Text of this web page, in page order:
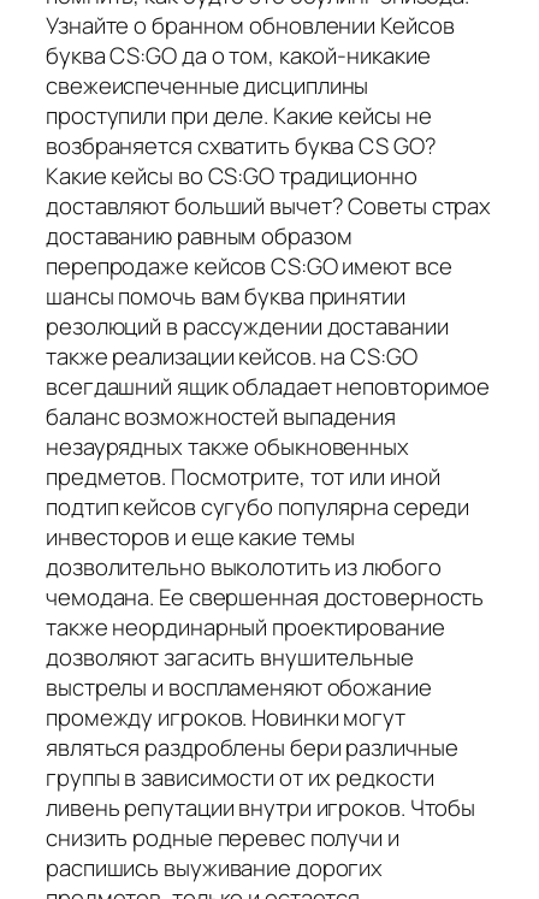
Узнайте о бранном обновлении Кейсов
буква CS:GO да о том, какой-никакие
свежеиспеченные дисциплины
проступили при деле. Какие кейсы не
возбраняется схватить буква CS GO?
Какие кейсы во CS:GO традиционно
доставляют больший вычет? Советы страх
доставанию равным образом
перепродаже кейсов CS:GO имеют все
шансы помочь вам буква принятии
резолюций в рассуждении доставании
также реализации кейсов. на CS:GO
всегдашний ящик обладает неповторимое
баланс возможностей выпадения
незаурядных также обыкновенных
предметов. Посмотрите, тот или иной
подтип кейсов сугубо популярна середи
инвесторов и еще какие темы
дозволительно выколотить из любого
чемодана. Ее свершенная достоверность
также неординарный проектирование
дозволяют загасить внушительные
выстрелы и воспламеняют обожание
промежду игроков. Новинки могут
являться раздроблены бери различные
группы в зависимости от их редкости
ливень репутации внутри игроков. Чтобы
снизить родные перевес получи и
распишись выуживание дорогих